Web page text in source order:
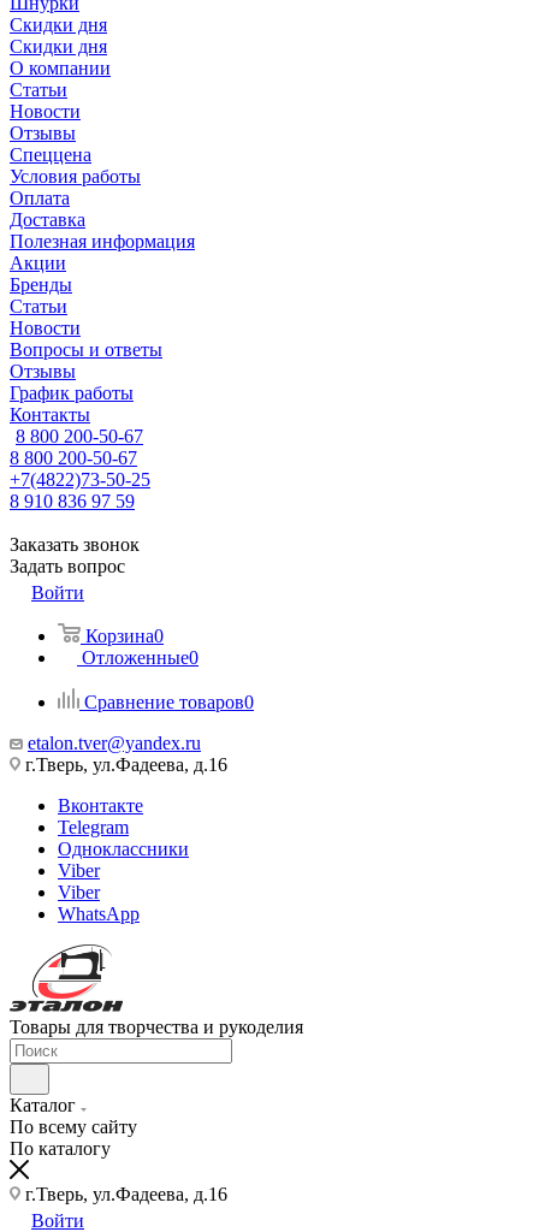
Скидки дня
Скидки дня
О компании
Статьи
Новости
Отзывы
Спеццена
Условия работы
Оплата
Доставка
Полезная информация
Акции
Бренды
Статьи
Новости
Вопросы и ответы
Отзывы
График работы
Контакты
8 800 200-50-67
8 800 200-50-67
+7(4822)73-50-25
8 910 836 97 59
Заказать звонок
Задать вопрос
Войти
Корзина0
Отложенные0
Сравнение товаров0
etalon.tver@yandex.ru
г.Тверь, ул.Фадеева, д.16
Вконтакте
Telegram
Одноклассники
Viber
Viber
WhatsApp
Товары для творчества и рукоделия
Каталог
По всему сайту
По каталогу
г.Тверь, ул.Фадеева, д.16
Войти